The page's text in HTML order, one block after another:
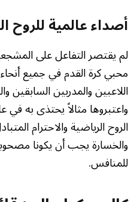
أصداء عالمية للروح
لم يقتصر التفاعل على
محبي كرة القدم في جميع
اللاعبين والمدربين السابقين
واعتبروها مثالاً يحتذى به في
الروح الرياضية والاحترام
والخسارة يجب أن يكونا
للمنافس.